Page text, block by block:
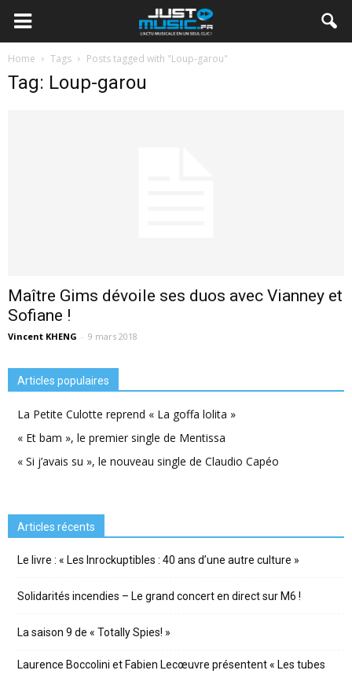
Home Tags Posts tagged with "Loup-garou"
Tag: Loup-garou
Maître Gims dévoile ses duos avec Vianney et
Sofiane !
Vincent KHENG - 9 mars 2018
Articles populaires
La Petite Culotte reprend « La goffa lolita »
« Et bam », le premier single de Mentissa
« Si j’avais su », le nouveau single de Claudio Capéo
Articles récents
Le livre : « Les Inrockuptibles : 40 ans d’une autre culture »
Solidarités incendies – Le grand concert en direct sur M6 !
La saison 9 de « Totally Spies! »
Laurence Boccolini et Fabien Lecœuvre présentent « Les tubes